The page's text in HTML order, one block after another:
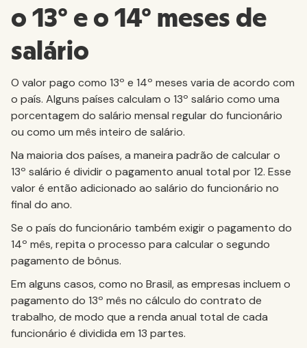
o 13º e o 14º meses de
salário
O valor pago como 13º e 14º meses varia de acordo com
o país. Alguns países calculam o 13º salário como uma
porcentagem do salário mensal regular do funcionário
ou como um mês inteiro de salário.
Na maioria dos países, a maneira padrão de calcular o
13º salário é dividir o pagamento anual total por 12. Esse
valor é então adicionado ao salário do funcionário no
final do ano.
Se o país do funcionário também exigir o pagamento do
14º mês, repita o processo para calcular o segundo
pagamento de bônus.
Em alguns casos, como no Brasil, as empresas incluem o
pagamento do 13º mês no cálculo do contrato de
trabalho, de modo que a renda anual total de cada
funcionário é dividida em 13 partes.